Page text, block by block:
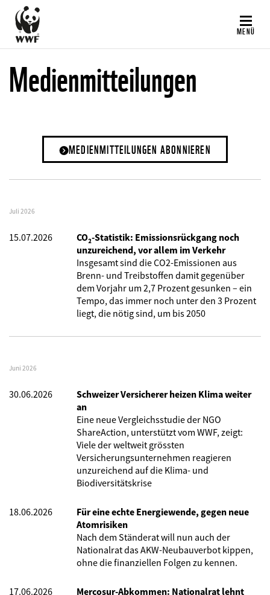
Direkt
zum
Inhalt
MENÜ
Medienmitteilungen
MEDIENMITTEILUNGEN ABONNIEREN
Juli 2026
15.07.2026
CO₂-Statistik: Emissionsrückgang noch
unzureichend, vor allem im Verkehr
Insgesamt sind die CO2-Emissionen aus
Brenn- und Treibstoffen damit gegenüber
dem Vorjahr um 2,7 Prozent gesunken – ein
Tempo, das immer noch unter den 3 Prozent
liegt, die nötig sind, um bis 2050
Juni 2026
30.06.2026
Schweizer Versicherer heizen Klima weiter
an
Eine neue Vergleichsstudie der NGO
ShareAction, unterstützt vom WWF, zeigt:
Viele der weltweit grössten
Versicherungsunternehmen reagieren
unzureichend auf die Klima- und
Biodiversitätskrise
18.06.2026
Für eine echte Energiewende, gegen neue
Atomrisiken
Nach dem Ständerat will nun auch der
Nationalrat das AKW-Neubauverbot kippen,
ohne die finanziellen Folgen zu kennen.
17.06.2026
Mercosur-Abkommen: Nationalrat lehnt